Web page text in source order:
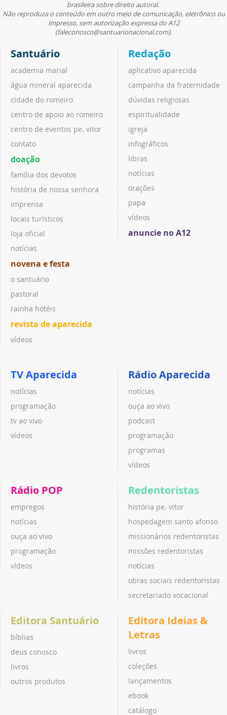
brasileira sobre direito autoral.
Não reproduza o conteúdo em outro meio de comunicação, eletrônico ou
impresso, sem autorização expressa do A12
(faleconosco@santuarionacional.com).
Santuário
academia marial
água mineral aparecida
cidade do romeiro
centro de apoio ao romeiro
centro de eventos pe. vitor
contato
doação
família dos devotos
história de nossa senhora
imprensa
locais turísticos
loja oficial
notícias
novena e festa
o santuário
pastoral
rainha hotéis
revista de aparecida
vídeos
Redação
aplicativo aparecida
campanha da fraternidade
dúvidas religiosas
espiritualidade
igreja
infográficos
libras
notícias
orações
papa
vídeos
anuncie no A12
TV Aparecida
notícias
programação
tv ao vivo
vídeos
Rádio Aparecida
notícias
ouça ao vivo
podcast
programação
programas
vídeos
Rádio POP
empregos
notícias
ouça ao vivo
programação
vídeos
Redentoristas
história pe. vitor
hospedagem santo afonso
missionários redentoristas
missões redentoristas
notícias
obras sociais redentoristas
secretariado vocacional
Editora Santuário
bíblias
deus conosco
livros
outros produtos
Editora Ideias &
Letras
livros
coleções
lançamentos
ebook
catálogo